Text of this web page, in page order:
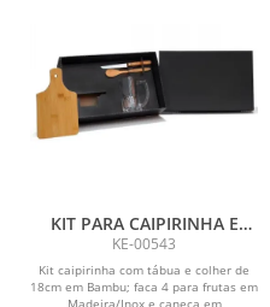
KIT PARA CAIPIRINHA E
CHOPP EM BAMBU /
MADEIRA- 4 PÇS
KE-00543
Kit caipirinha com tábua e colher de
18cm em Bambu; faca 4 para frutas em
Madeira/Inox e caneca em